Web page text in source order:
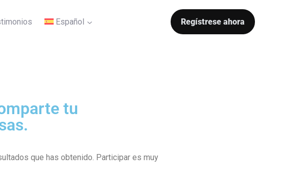
Español Regístrese ahora
tu
que has obtenido. Participar es muy